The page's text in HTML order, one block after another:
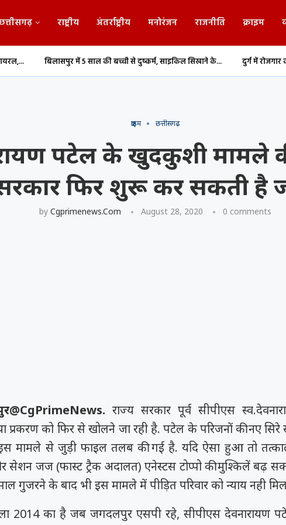
राष्ट्रीय अंतर्राष्ट्रीय मनोरंजन राजनीति क्राइम
में 5 साल की बच्ची से दुष्कर्म, साइकिल सिखाने के... दुर्ग में रोजगार का बड़ा अवसर,
क्राइम छत्तीसगढ़
पटेल के खुदकुशी
फिर शुरू कर सकती है
by Cgprimenews.com August 28, 2020 0 comments
राज्य सरकार पूर्व सीपीएस
प्रकरण को फिर से खोलने जा रही है. पटेल के परिजनों की नए सिरे
मामले से जुड़ी फाइल तलब की गई है. यदि ऐसा हुआ तो
सेशन जज (फास्ट ट्रैक अदालत) एनेस्टस टोप्पो की मुश्किलें बढ़
गुजरने के बाद भी इस मामले में पीड़ित परिवार को न्याय नही
2014 का है जब जगदलपुर एसपी रहे, सीपीएस देवनारायण